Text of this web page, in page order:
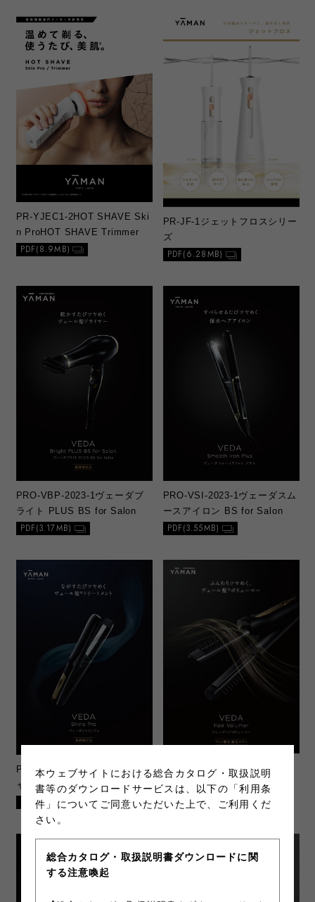
本ウェブサイトにおける総合カタログ・取扱説明
書等のダウンロードサービスは、以下の「利用条
件」についてご同意いただいた上で、ご利用くだ
さい。
総合カタログ・取扱説明書ダウンロードに関
する注意喚起
PR-YJEC1-2HOT SHAVE Ski
n ProHOT SHAVE Trimmer
PDF(8.9MB)
PR-JF-1ジェットフロスシリー
ズ
PDF(6.28MB)
PRO-VBP-2023-1ヴェーダブ
ライト PLUS BS for Salon
PDF(3.17MB)
PRO-VSI-2023-1ヴェーダスム
ースアイロン BS for Salon
PDF(3.55MB)
PRO-VSP-2023-1ヴェーダシ
ャインプロ BS for Salon
PDF(6.38MB)
PRO-VHV-2023-1ヴェーダヘ
アボリューマー
PDF(1.02MB)